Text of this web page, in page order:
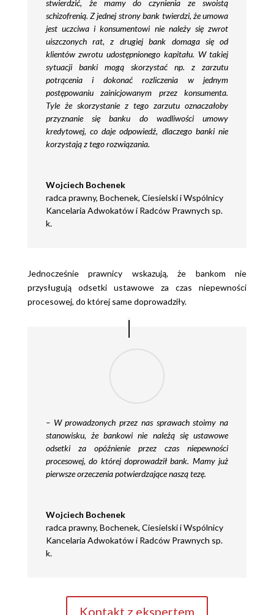
stwierdzić, że mamy do czynienia ze swoistą
schizofrenią. Z jednej strony bank twierdzi, że umowa
jest uczciwa i konsumentowi nie należy się zwrot
uiszczonych rat, z drugiej bank domaga się od
klientów zwrotu udostępnionego kapitału. W takiej
sytuacji banki mogą skorzystać np. z zarzutu
potrącenia i dokonać rozliczenia w jednym
postępowaniu zainicjowanym przez konsumenta.
Tyle że skorzystanie z tego zarzutu oznaczałoby
przyznanie się banku do wadliwości umowy
kredytowej, co daje odpowiedź, dlaczego banki nie
korzystają z tego rozwiązania.
Wojciech Bochenek
radca prawny, Bochenek, Ciesielski i Wspólnicy
Kancelaria Adwokatów i Radców Prawnych sp.
k.
Jednocześnie prawnicy wskazują, że bankom nie
przysługują odsetki ustawowe za czas niepewności
procesowej, do której same doprowadziły.
– W prowadzonych przez nas sprawach stoimy na
stanowisku, że bankowi nie należą się ustawowe
odsetki za opóźnienie przez czas niepewności
procesowej, do której doprowadził bank. Mamy już
pierwsze orzeczenia potwierdzające naszą tezę.
Wojciech Bochenek
radca prawny, Bochenek, Ciesielski i Wspólnicy
Kancelaria Adwokatów i Radców Prawnych sp.
k.
Kontakt z ekspertem